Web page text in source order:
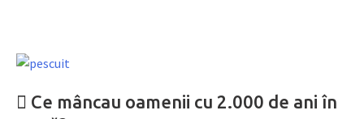
 Ce mâncau oamenii cu 2.000 de ani în